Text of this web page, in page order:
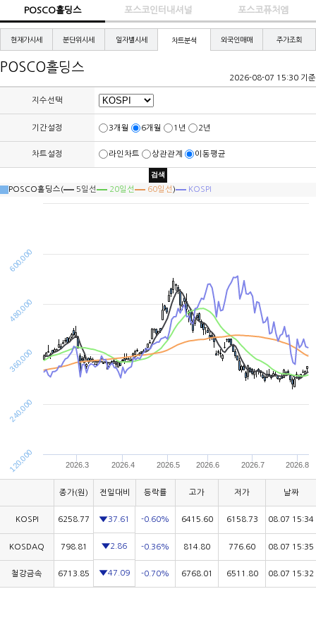
POSCO홀딩스 포스코인터내셔널 포스코퓨처엠
현재가시세 분단위시세 일자별시세 차트분석 외국인매매 주가조회
POSCO홀딩스
2026-08-07 15:30 기준
지수선택
선
수
기간설정 3개월 6개월 1년 2년
차트설정 라인차트 상관관계 이동평균
검색
POSCO홀딩스( 5일선 20일선 60일선) KOSPI
2026.3 2026.4 2026.5 2026.6 2026.7 2026.8
120,000
240,000
360,000
480,000
600,000
종가(원) 전일대비 등락률 고가 저가 날짜
KOSPI 6258.77 37.61 -0.60% 6415.60 6158.73 08.07 15:34
KOSDAQ 798.81 2.86 -0.36% 814.80 776.60 08.07 15:35
철강금속 6713.85 47.09 -0.70% 6768.01 6511.80 08.07 15:32